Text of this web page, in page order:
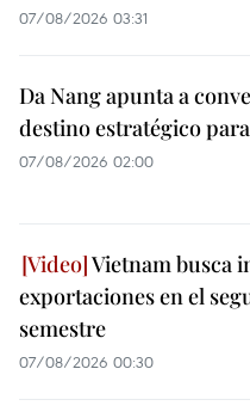
07/08/2026 03:31
Da Nang apunta a
destino estratégico
07/08/2026 02:00
Vietnam busca
exportaciones en el
semestre
07/08/2026 00:30